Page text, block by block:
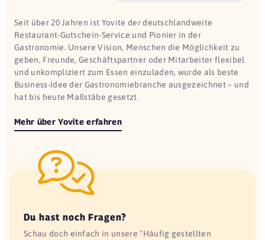
Seit über 20 Jahren ist Yovite der deutschlandweite
Restaurant-Gutschein-Service und Pionier in der
Gastronomie. Unsere Vision, Menschen die Möglichkeit zu
geben, Freunde, Geschäftspartner oder Mitarbeiter flexibel
und unkompliziert zum Essen einzuladen, wurde als beste
Business-Idee der Gastronomiebranche ausgezeichnet – und
hat bis heute Maßstäbe gesetzt.
Mehr über Yovite erfahren
Du hast noch Fragen?
Schau doch einfach in unsere "Häufig gestellten